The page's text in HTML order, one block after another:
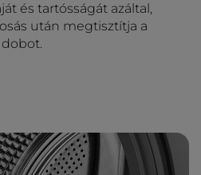
és tartósságát azáltal,
után megtisztítja a
dobot.